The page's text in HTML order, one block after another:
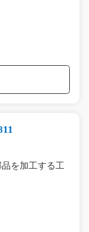
を加工する工